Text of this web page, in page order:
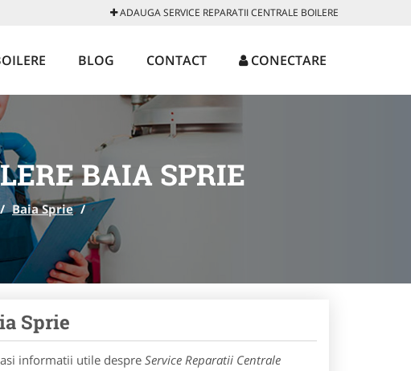
ADAUGA SERVICE REPARATII CENTRALE BOILERE
BLOG CONTACT CONECTARE
BAIA SPRIE
Baia Sprie /
Sprie
informatii utile despreService Reparatii Centrale